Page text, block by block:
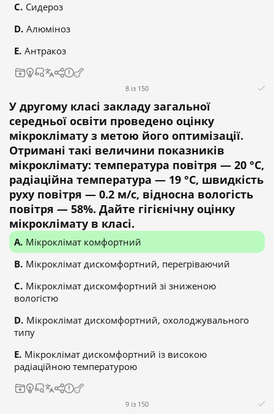
Сидероз
Алюміноз
Антракоз
8 із 150
У другому класі закладу загальної
середньої освіти проведено оцінку
мікроклімату з метою його оптимізації.
Отримані такі величини показників
мікроклімату: температура повітря — 20 °C,
радіаційна температура — 19 °C, швидкість
руху повітря — 0.2 м/с, відносна вологість
повітря — 58%. Дайте гігієнічну оцінку
мікроклімату в класі.
Мікроклімат комфортний
Мікроклімат дискомфортний, перегріваючий
Мікроклімат дискомфортний зі зниженою
вологістю
Мікроклімат дискомфортний, охолоджувального
типу
Мікроклімат дискомфортний із високою
радіаційною температурою
9 із 150